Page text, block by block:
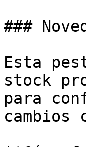
###
Esta
stock
para